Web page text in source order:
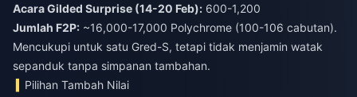
Acara Gilded Surprise (14-20 Feb): 600-1,200
Jumlah F2P: ~16,000-17,000 Polychrome (100-106 cabutan).
Mencukupi untuk satu Gred-S, tetapi tidak menjamin watak
sepanduk tanpa simpanan tambahan.
Pilihan Tambah Nilai